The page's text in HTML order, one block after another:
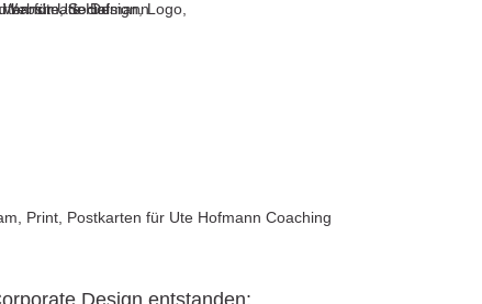
Design entstanden: